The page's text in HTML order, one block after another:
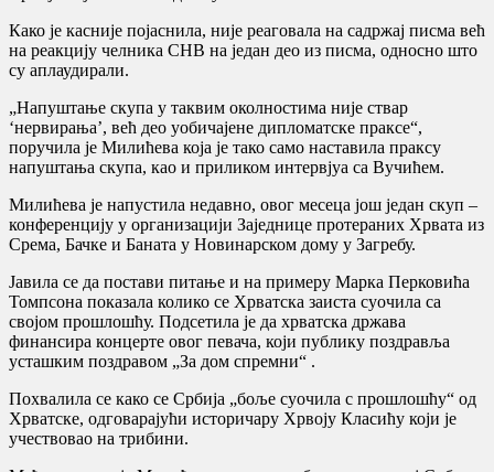
Како је касније појаснила, није реаговала на садржај писма већ
на реакцију челника СНВ на један део из писма, односно што
су аплаудирали.
„Напуштање скупа у таквим околностима није ствар
‘нервирања’, већ део уобичајене дипломатске праксе“,
поручила је Милићева која је тако само наставила праксу
напуштања скупа, као и приликом интервјуа са Вучићем.
Милићева је напустила недавно, овог месеца још један скуп –
конференцију у организацији Заједнице протераних Хрвата из
Срема, Бачке и Баната у Новинарском дому у Загребу.
Јавила се да постави питање и на примеру Марка Перковића
Томпсона показала колико се Хрватска заиста суочила са
својом прошлошћу. Подсетила је да хрватска држава
финансира концерте овог певача, који публику поздравља
усташким поздравом „За дом спремни“ .
Похвалила се како се Србија „боље суочила с прошлошћу“ од
Хрватске, одговарајући историчару Хрвоју Класићу који је
учествовао на трибини.